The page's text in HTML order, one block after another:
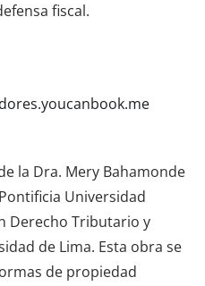
fiscal.
la Dra. Mery Bahamonde
Universidad
Derecho Tributario y
de Lima. Esta obra se
de propiedad